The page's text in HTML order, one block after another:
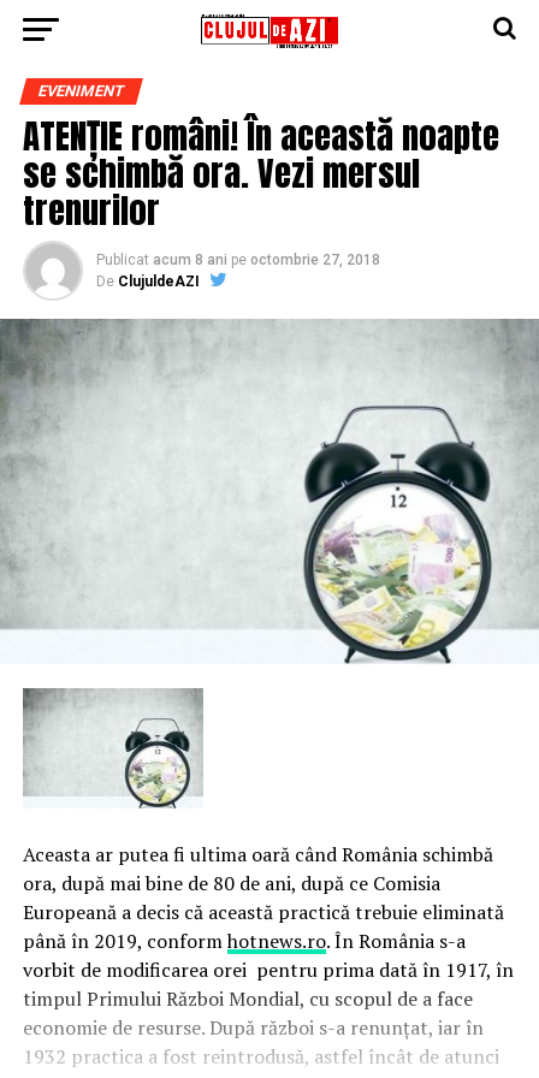
EVENIMENT
ATENȚIE români! În această noapte
se schimbă ora. Vezi mersul
trenurilor
Publicat acum 8 ani pe octombrie 27, 2018
De ClujuldeAZI
Aceasta ar putea fi ultima oară când România schimbă
ora, după mai bine de 80 de ani, după ce Comisia
Europeană a decis că această practică trebuie eliminată
până în 2019, conformhotnews.ro. În România s-a
vorbit de modificarea orei pentru prima dată în 1917, în
timpul Primului Război Mondial, cu scopul de a face
economie de resurse. După război s-a renunţat, iar în
1932 practica a fost reintrodusă, astfel încât de atunci